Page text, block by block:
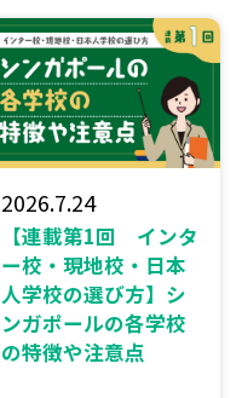
2026.7.24
【連載第1回 インタ
ー校・現地校・日本
人学校の選び方】シ
ンガポールの各学校
の特徴や注意点